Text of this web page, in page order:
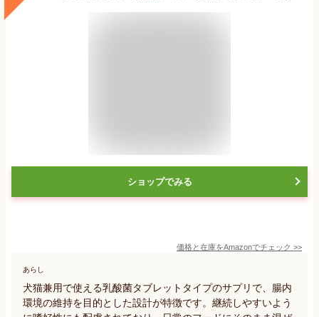
ショップでみる
価格と在庫をAmazonでチェック >>
あらし
犬猫兼用で使える乳酸菌タブレットタイプのサプリで、腸内
環境の維持を目的とした設計が特徴です。継続しやすいよう